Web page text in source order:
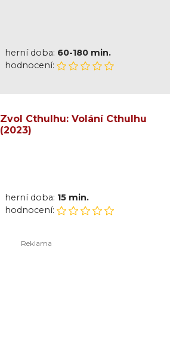
herní doba: 60-180 min.
hodnocení:
Zvol Cthulhu: Volání Cthulhu
(2023)
herní doba: 15 min.
hodnocení: